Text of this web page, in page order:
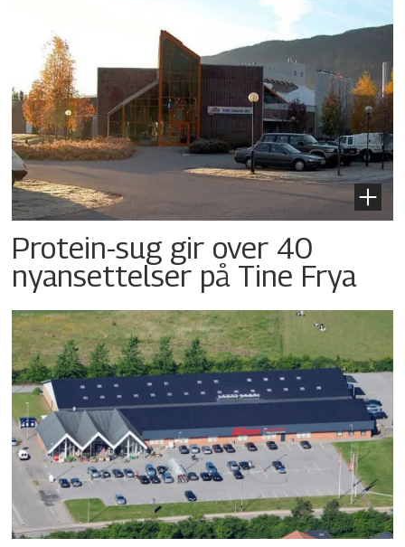
Protein-sug gir over 40
nyansettelser på Tine Frya